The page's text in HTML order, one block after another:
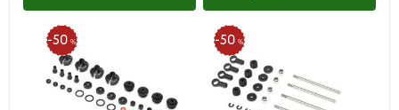
50 % 50 %